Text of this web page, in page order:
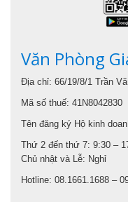
Văn Phòng
Địa chỉ: 66/19/8/1 Trần
Mã số thuế: 41N8042830
Tên đăng ký Hộ kinh
Thứ 2 đến thứ 7: 9:30 –
Chủ nhật và Lễ: Nghỉ
Hotline: 08.1661.1688 –